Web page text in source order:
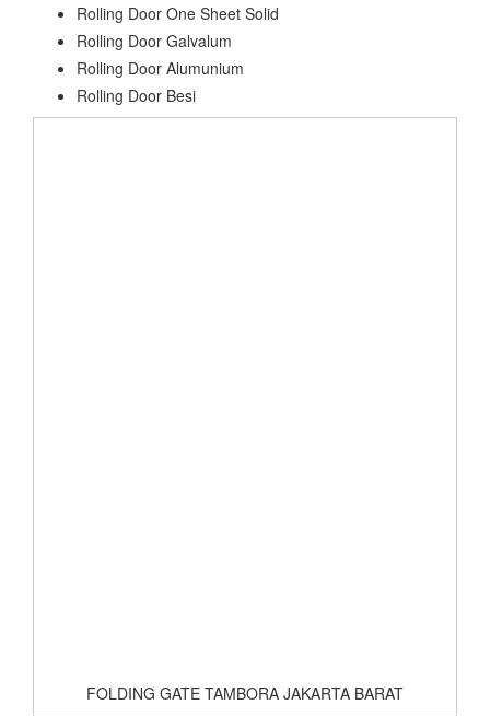
Rolling Door One Sheet Solid
Rolling Door Galvalum
Rolling Door Alumunium
Rolling Door Besi
FOLDING GATE TAMBORA JAKARTA BARAT